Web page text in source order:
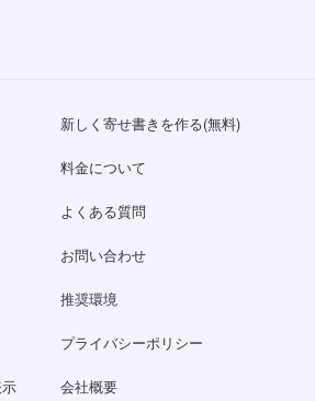
新しく寄せ書きを作る(無料)
料金について
よくある質問
お問い合わせ
推奨環境
プライバシーポリシー
会社概要